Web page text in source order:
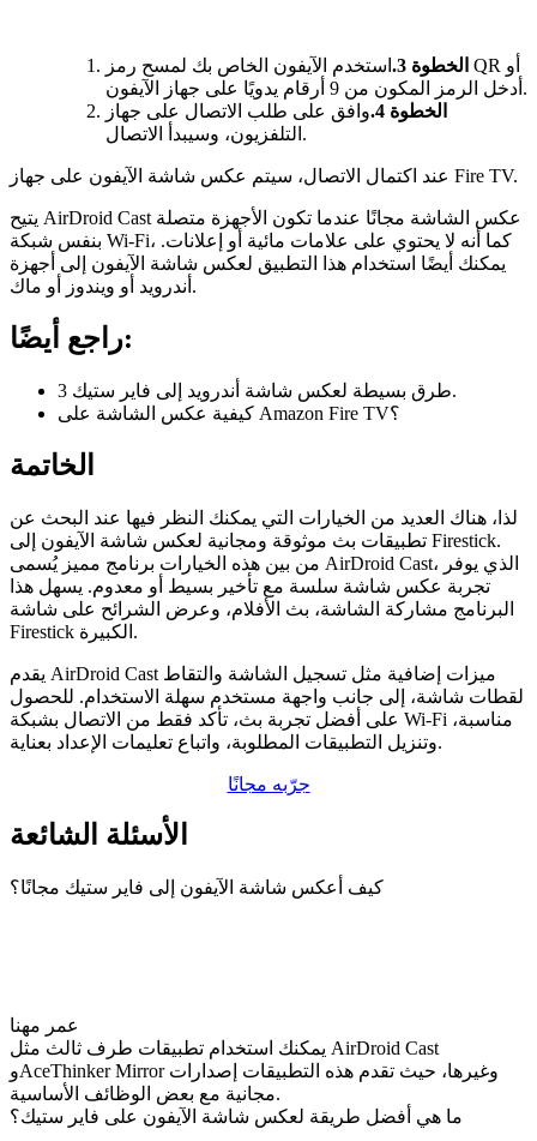
الخطوة 3.
استخدم الآيفون الخاص بك لمسح رمز QR أو
أدخل الرمز المكون من 9 أرقام يدويًا على جهاز الآيفون.
الخطوة 4.
وافق على طلب الاتصال على جهاز
التلفزيون، وسيبدأ الاتصال.
عند اكتمال الاتصال، سيتم عكس شاشة الآيفون على جهاز Fire TV.
يتيح AirDroid Cast عكس الشاشة مجانًا عندما تكون الأجهزة متصلة
بنفس شبكة Wi-Fi، كما أنه لا يحتوي على علامات مائية أو إعلانات.
يمكنك أيضًا استخدام هذا التطبيق لعكس شاشة الآيفون إلى أجهزة
أندرويد أو ويندوز أو ماك.
راجع أيضًا:
3 طرق بسيطة لعكس شاشة أندرويد إلى فاير ستيك.
كيفية عكس الشاشة على Amazon Fire TV؟
الخاتمة
لذا، هناك العديد من الخيارات التي يمكنك النظر فيها عند البحث عن
تطبيقات بث موثوقة ومجانية لعكس شاشة الآيفون إلى Firestick.
من بين هذه الخيارات برنامج مميز يُسمى AirDroid Cast، الذي يوفر
تجربة عكس شاشة سلسة مع تأخير بسيط أو معدوم. يسهل هذا
البرنامج مشاركة الشاشة، بث الأفلام، وعرض الشرائح على شاشة
Firestick الكبيرة.
يقدم AirDroid Cast ميزات إضافية مثل تسجيل الشاشة والتقاط
لقطات شاشة، إلى جانب واجهة مستخدم سهلة الاستخدام. للحصول
على أفضل تجربة بث، تأكد فقط من الاتصال بشبكة Wi-Fi مناسبة،
وتنزيل التطبيقات المطلوبة، واتباع تعليمات الإعداد بعناية.
جرّبه مجانًا
الأسئلة الشائعة
كيف أعكس شاشة الآيفون إلى فاير ستيك مجانًا؟
عمر مهنا
يمكنك استخدام تطبيقات طرف ثالث مثل AirDroid Cast
وAceThinker Mirror وغيرها، حيث تقدم هذه التطبيقات إصدارات
مجانية مع بعض الوظائف الأساسية.
ما هي أفضل طريقة لعكس شاشة الآيفون على فاير ستيك؟